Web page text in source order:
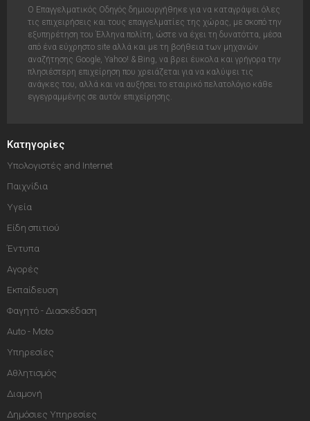
Ο Επαγγελματικός Οδηγός δημιουργήθηκε για να καταγράψει όλες
τις επιχειρήσεις και τους επαγγελματίες της χώρας, με σκοπό την
εξυπηρέτηση του Έλληνα πολίτη, ώστε να έχει τη δυνατόττα, μέσα
από ένα εύχρηστο site αλλά και με τη βοήθεια των μηχανών
αναζήτησης Google, Yahoo! & Bing, να βρει έυκολα και γρήγορα την
πλησιέστερη επιχείρηση που χρειάζεται για να καλύψει τις
ανάγκες του, αλλά και να αυξήσει το εταιρικό πελατολόγιο κάθε
εγγεγραμμένης σε αυτόν επιχείρησης.
Κατηγορίες
Υπολογιστές and Internet
Παιχνίδια
Υγεία
Είδη σπιτιού
Έντυπα
Αγορές
Εκπαίδευση
Φαγητό - Διασκέδαση
Auto - Moto
Υπηρεσίες
Αθλητισμός
Διαμονή
Δημόσιες Υπηρεσίες